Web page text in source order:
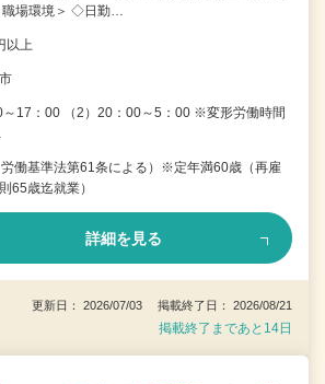
職場環境＞ ◇日勤…
以上
～17：00 （2）20：00～5：00 ※変形労働時間
働基準法第61条による）※定年満60歳（再雇
65歳迄就業）
詳細を見る
更新日： 2026/07/03 掲載終了日： 2026/08/21
掲載終了まであと14日